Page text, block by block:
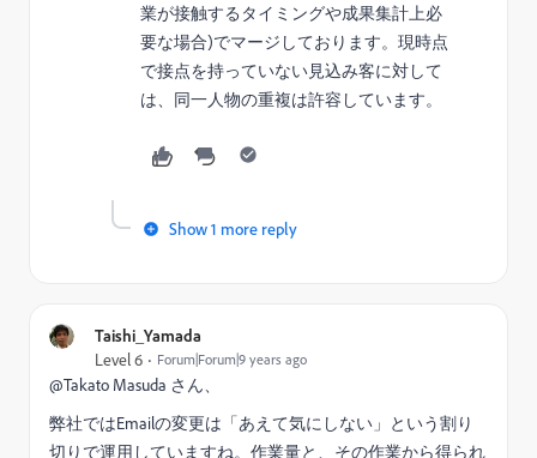
業が接触するタイミングや成果集計上必
要な場合)でマージしております。現時点
で接点を持っていない見込み客に対して
は、同一人物の重複は許容しています。
Show 1 more reply
Taishi_Yamada
Level 6 Forum|Forum|9 years ago
@Takato Masuda さん、
弊社ではEmailの変更は「あえて気にしない」という割り
切りで運用していますね。作業量と、その作業から得られ